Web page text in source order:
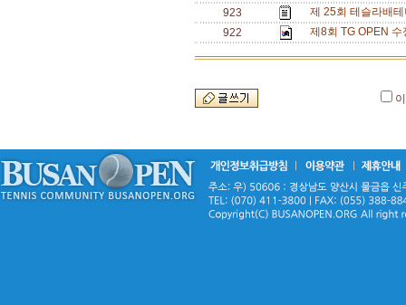
923
제 25회 테슬라배
922
제8회 TG OPEN